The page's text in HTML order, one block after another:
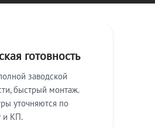
готовность
заводской
быстрый монтаж.
уточняются по
и КП.